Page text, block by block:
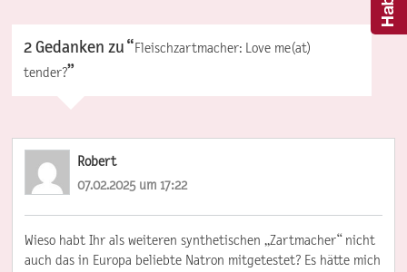
2 Gedanken zu “Fleischzartmacher: Love me(at)
tender?”
Robert
07.02.2025 um 17:22
Wieso habt Ihr als weiteren synthetischen „Zartmacher“ nicht
auch das in Europa beliebte Natron mitgetestet? Es hätte mich